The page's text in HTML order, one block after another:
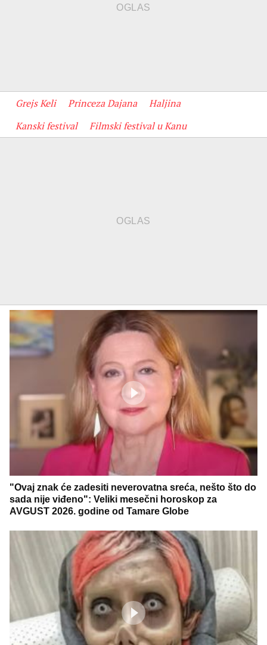
Grejs Keli Princeza Dajana
Haljina
Kanski festival
Filmski festival u Kanu
"Ovaj znak će zadesiti neverovatna sreća, nešto što do
sada nije viđeno": Veliki mesečni horoskop za
AVGUST 2026. godine od Tamare Globe